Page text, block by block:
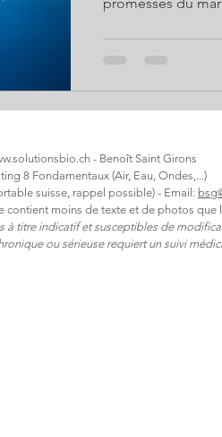
quelles sont les
l’eau ? Solutions
- Benoît Saint Girons
8 Fondamentaux (Air, Eau, Ondes,...)
suisse, rappel possible) - Email:
contient moins de texte et de photos que
à titre indicatif et susceptibles de
ou sérieuse requiert un suivi